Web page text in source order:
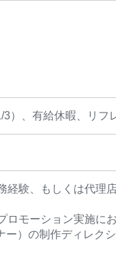
）、有給休暇、リ
経験、もしくは代理
ロモーション実施に
）の制作ディレク